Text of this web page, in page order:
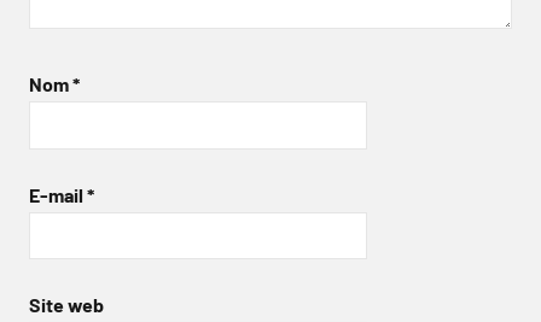
Nom*
E-mail *
Site web